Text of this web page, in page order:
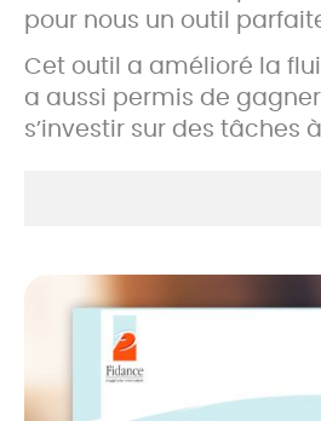
pour nous un outil
Cet outil a amélioré la
a aussi permis de
s’investir sur des tâches